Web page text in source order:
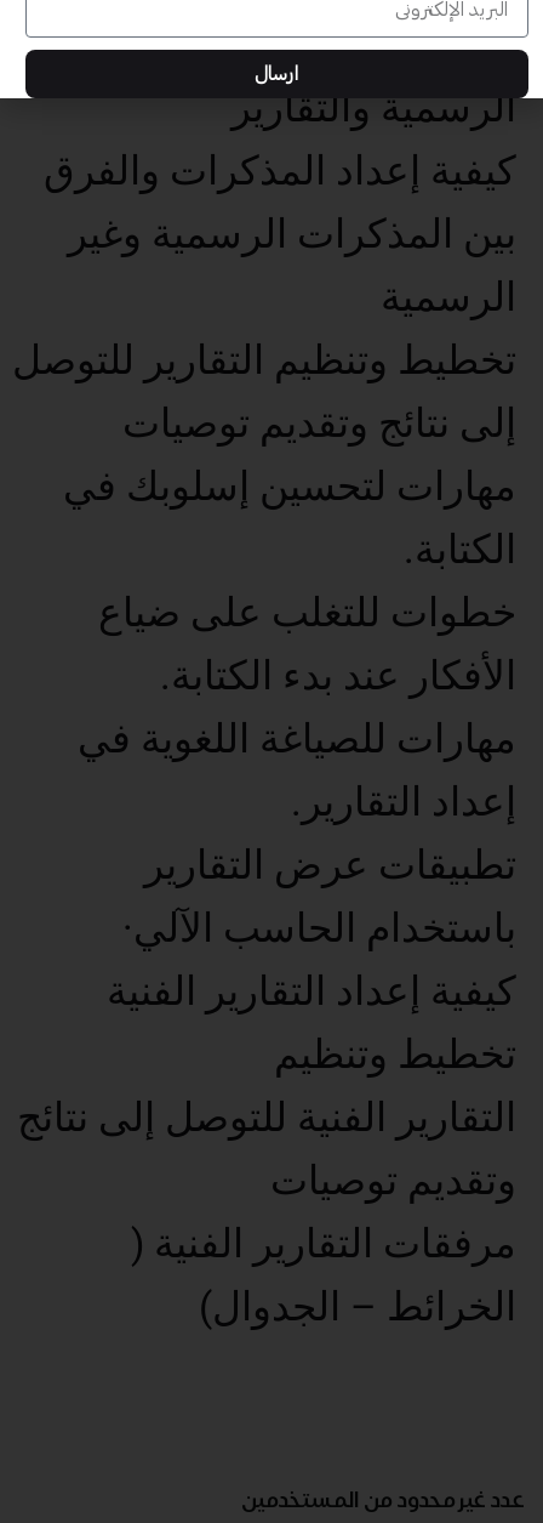
إعداد الرسائل والمذكرات
الرسمية والتقارير
كيفية إعداد المذكرات والفرق
بين المذكرات الرسمية وغير
الرسمية
تخطيط وتنظيم التقارير للتوصل
إلى نتائج وتقديم توصيات
مهارات لتحسين إسلوبك في
الكتابة.
خطوات للتغلب على ضياع
الأفكار عند بدء الكتابة.
مهارات للصياغة اللغوية في
إعداد التقارير.
تطبيقات عرض التقارير
باستخدام الحاسب الآلي·
كيفية إعداد التقارير الفنية
تخطيط وتنظيم
التقارير الفنية للتوصل إلى نتائج
وتقديم توصيات
مرفقات التقارير الفنية (
الخرائط – الجدوال)
عدد غير محدود من المستخدمين
ارسال